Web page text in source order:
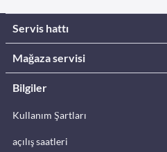
Servis hattı
Mağaza servisi
Bilgiler
Kullanım Şartları
açılış saatleri